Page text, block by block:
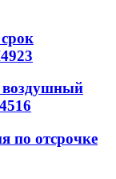
4923
воздушный
4516
по отсрочке